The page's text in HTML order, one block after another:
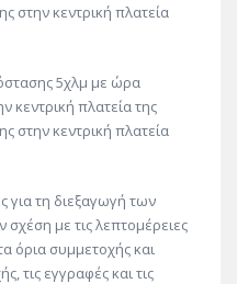
στην κεντρική πλατεία
5χλμ με ώρα
κεντρική πλατεία της
στην κεντρική πλατεία
για τη διεξαγωγή των
με τις λεπτομέρειες
συμμετοχής και
τις εγγραφές και τις